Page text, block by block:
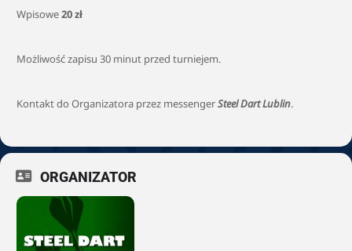
Wpisowe20 zł
Możliwość zapisu 30 minut przed turniejem.
Kontakt do Organizatora przez messengerSteel Dart Lublin.
ORGANIZATOR